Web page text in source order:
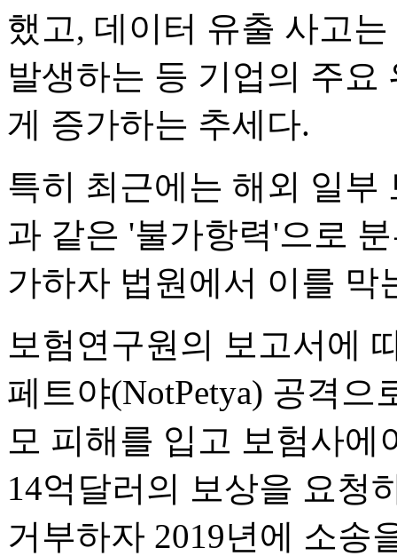
했고, 데이터 유출 사고
발생하는 등 기업의 주요
게 증가하는 추세다.
특히 최근에는 해외 일부
과 같은 '불가항력'으로
가하자 법원에서 이를 막
보험연구원의 보고서에
페트야(NotPetya) 공격
모 피해를 입고 보험사에
14억달러의 보상을 요청
거부하자 2019년에 소송